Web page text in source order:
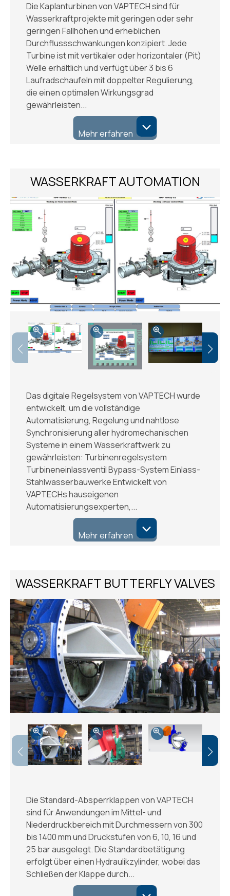
Die Kaplanturbinen von VAPTECH sind für
Wasserkraftprojekte mit geringen oder sehr
geringen Fallhöhen und erheblichen
Durchflussschwankungen konzipiert. Jede
Turbine ist mit vertikaler oder horizontaler (Pit)
Welle erhältlich und verfügt über 3 bis 6
Laufradschaufeln mit doppelter Regulierung,
die einen optimalen Wirkungsgrad
gewährleisten...
Mehr erfahren
WASSERKRAFT AUTOMATION
Das digitale Regelsystem von VAPTECH wurde
entwickelt, um die vollständige
Automatisierung, Regelung und nahtlose
Synchronisierung aller hydromechanischen
Systeme in einem Wasserkraftwerk zu
gewährleisten: Turbinenregelsystem
Turbineneinlassventil Bypass-System Einlass-
Stahlwasserbauwerke Entwickelt von
VAPTECHs hauseigenen
Automatisierungsexperten,...
Mehr erfahren
WASSERKRAFT BUTTERFLY VALVES
Die Standard-Absperrklappen von VAPTECH
sind für Anwendungen im Mittel- und
Niederdruckbereich mit Durchmessern von 300
bis 1400 mm und Druckstufen von 6, 10, 16 und
25 bar ausgelegt. Die Standardbetätigung
erfolgt über einen Hydraulikzylinder, wobei das
Schließen der Klappe durch...